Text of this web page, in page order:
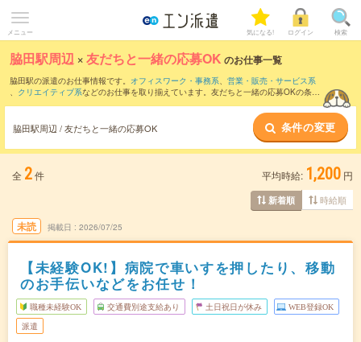
メニュー 気になる! ログイン 検索
脇田駅周辺 ×友だちと一緒の応募OK のお仕事一覧
脇田駅の派遣のお仕事情報です。 オフィスワーク・事務系、 営業・販売・サービス系
、 クリエイティブ系などのお仕事を取り揃えています。友だちと一緒の応募OKの条件
脇田駅周辺 / 友だちと一緒の応募OK 条件の変更
全 2件 平均時給: 1,200 円
新着順 時給順
未読 掲載日 2026/07/25
【未経験OK!】病院で車いすを押したり、移動
のお手伝いなどをお任せ！
職種未経験OK 交通費別途支給あり 土日祝日が休み WEB登録OK
派遣